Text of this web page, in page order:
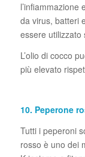
l’infiammazione
da virus, batteri
essere utilizzato
L’olio di cocco
più elevato
10. Peperone
Tutti i peperoni
rosso è uno dei